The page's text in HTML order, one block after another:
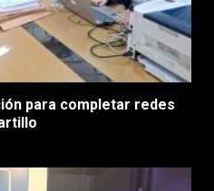
para completar redes